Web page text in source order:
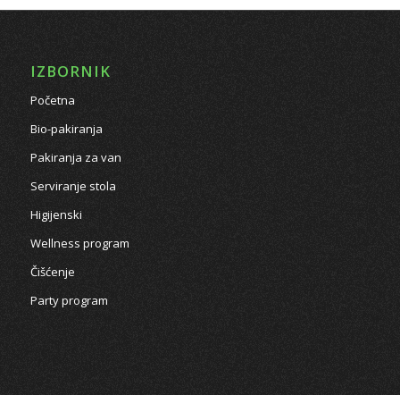
IZBORNIK
Početna
Bio-pakiranja
Pakiranja za van
Serviranje stola
Higijenski
Wellness program
Čišćenje
Party program